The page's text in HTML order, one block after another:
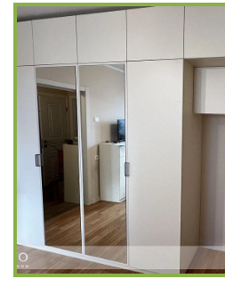
персональных
данных,
также
Согласие
обработку
персональных
данных
метрическими
программами
порядке